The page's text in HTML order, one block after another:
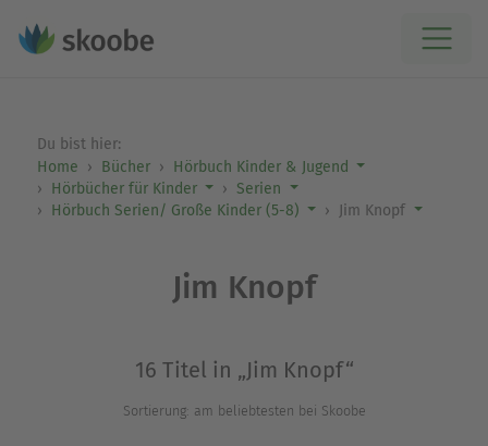
Du bist hier:
Home
Bücher
Hörbuch Kinder & Jugend
Hörbücher für Kinder
Serien
Hörbuch Serien/ Große Kinder (5-8)
Jim Knopf
Jim Knopf
16 Titel in „Jim Knopf“
Sortierung: am beliebtesten bei Skoobe